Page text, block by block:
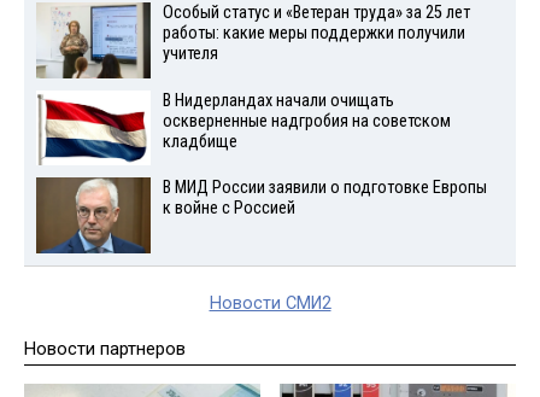
Особый статус и «Ветеран труда» за 25 лет
работы: какие меры поддержки получили
учителя
В Нидерландах начали очищать
оскверненные надгробия на советском
кладбище
В МИД России заявили о подготовке Европы
к войне с Россией
Новости СМИ2
Новости партнеров